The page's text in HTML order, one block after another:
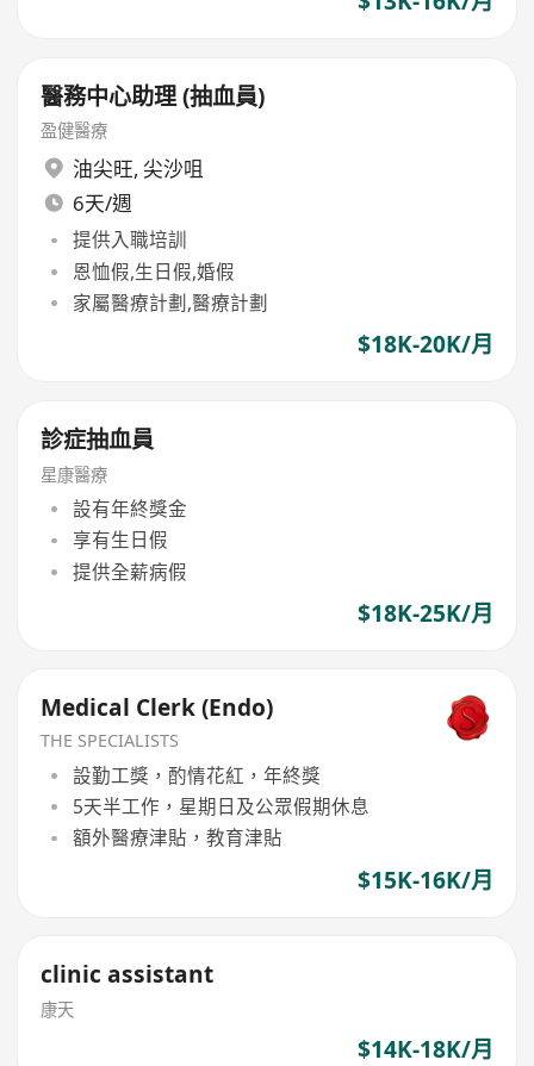
醫務中心助理 (抽血員)
盈健醫療
油尖旺, 尖沙咀
6天/週
提供入職培訓
恩恤假,生日假,婚假
家屬醫療計劃,醫療計劃
$18K-20K/月
診症抽血員
星康醫療
設有年終獎金
享有生日假
提供全薪病假
$18K-25K/月
Medical Clerk (Endo)
THE SPECIALISTS
設勤工獎，酌情花紅，年終獎
5天半工作，星期日及公眾假期休息
額外醫療津貼，教育津貼
$15K-16K/月
clinic assistant
康天
$14K-18K/月